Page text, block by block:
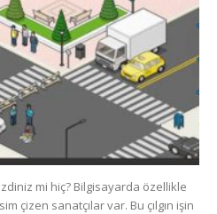
mi hiç? Bilgisayarda özellikle
çizen sanatçılar var. Bu çılgın işin